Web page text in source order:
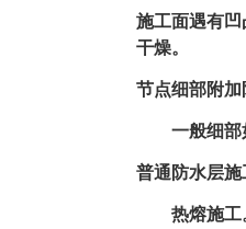
施工面遇有
干燥。
节点细部附
一般细部如
普通防水层施
热熔施工